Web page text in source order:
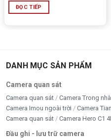
ĐỌC TIẾP
DANH MỤC SẢN PHẨM
Camera quan sát
Camera quan sát Camera Trong nhà
Camera Imou ngoài trời
Camera
Camera quan sát
Camera Hero C1
Đầu ghi - lưu trữ camera